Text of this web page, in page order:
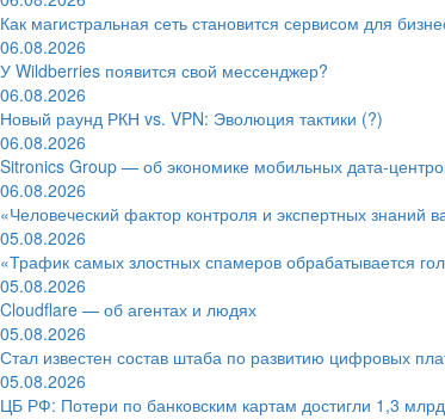
Как магистральная сеть становится сервисом для
06.08.2026
У Wildberries появится свой мессенджер?
06.08.2026
Новый раунд РКН vs. VPN: Эволюция тактики (?)
06.08.2026
Sitronics Group — об экономике мобильных дата-
06.08.2026
«Человеческий фактор контроля и экспертных знаний
05.08.2026
«Трафик самых злостных спамеров обрабатывается
05.08.2026
Cloudflare — об агентах и людях
05.08.2026
Стал известен состав штаба по развитию цифровых
05.08.2026
ЦБ РФ: Потери по банковским картам достигли 1,3